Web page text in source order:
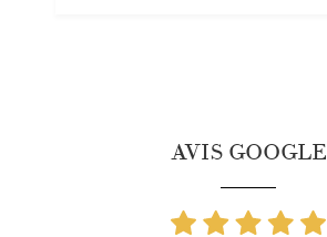
AVIS GOOGLE